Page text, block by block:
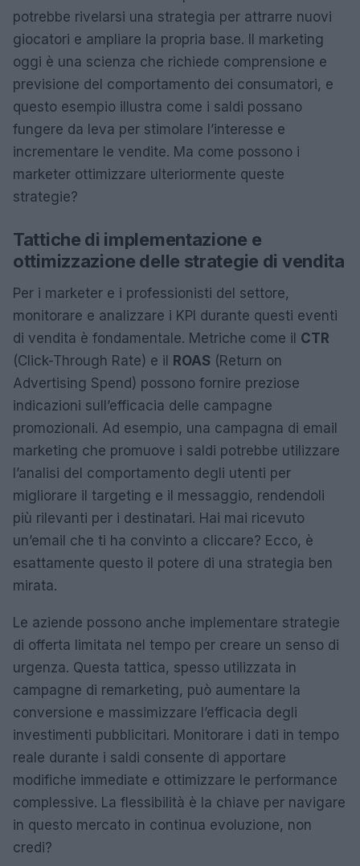
potrebbe rivelarsi una strategia per attrarre nuovi
giocatori e ampliare la propria base. Il marketing
oggi è una scienza che richiede comprensione e
previsione del comportamento dei consumatori, e
questo esempio illustra come i saldi possano
fungere da leva per stimolare l’interesse e
incrementare le vendite. Ma come possono i
marketer ottimizzare ulteriormente queste
strategie?
Tattiche di implementazione e
ottimizzazione delle strategie di vendita
Per i marketer e i professionisti del settore,
monitorare e analizzare i KPI durante questi eventi
di vendita è fondamentale. Metriche come il CTR
(Click-Through Rate) e il
ROAS (Return on
Advertising Spend) possono fornire preziose
indicazioni sull’efficacia delle campagne
promozionali. Ad esempio, una campagna di email
marketing che promuove i saldi potrebbe utilizzare
l’analisi del comportamento degli utenti per
migliorare il targeting e il messaggio, rendendoli
più rilevanti per i destinatari. Hai mai ricevuto
un’email che ti ha convinto a cliccare? Ecco, è
esattamente questo il potere di una strategia ben
mirata.
Le aziende possono anche implementare strategie
di offerta limitata nel tempo per creare un senso di
urgenza. Questa tattica, spesso utilizzata in
campagne di remarketing, può aumentare la
conversione e massimizzare l’efficacia degli
investimenti pubblicitari. Monitorare i dati in tempo
reale durante i saldi consente di apportare
modifiche immediate e ottimizzare le performance
complessive. La flessibilità è la chiave per navigare
in questo mercato in continua evoluzione, non
credi?